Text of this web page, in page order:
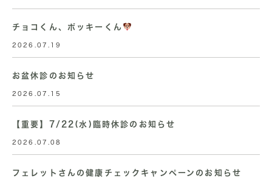
チョコくん、ポッキーくん
2026.07.19
お盆休診のお知らせ
2026.07.15
【重要】7/22(水)臨時休診のお知らせ
2026.07.08
フェレットさんの健康チェックキャンペーンのお知らせ